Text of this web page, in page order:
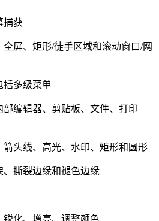
捕获
屏、矩形/徒手区域和滚动窗口/网
括多级菜单
编辑器、剪贴板、文件、打印
头线、高光、水印、矩形和圆形
撕裂边缘和褪色边缘
化、增亮、调整颜色…